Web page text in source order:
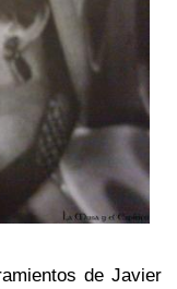
de Javier